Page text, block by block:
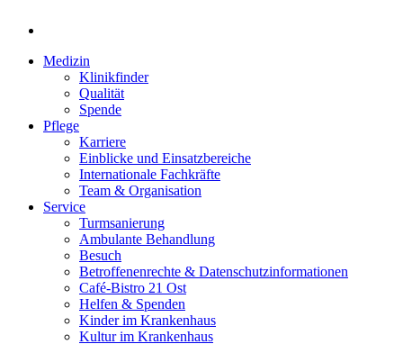
Medizin
Klinikfinder
Qualität
Spende
Pflege
Karriere
Einblicke und Einsatzbereiche
Internationale Fachkräfte
Team & Organisation
Service
Turmsanierung
Ambulante Behandlung
Besuch
Betroffenenrechte & Datenschutzinformationen
Café-Bistro 21 Ost
Helfen & Spenden
Kinder im Krankenhaus
Kultur im Krankenhaus